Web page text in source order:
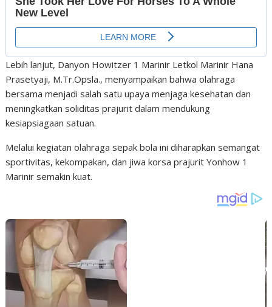
Lebih lanjut, Danyon Howitzer 1 Marinir Letkol Marinir Hana
Prasetyaji, M.Tr.Opsla., menyampaikan bahwa olahraga
bersama menjadi salah satu upaya menjaga kesehatan dan
meningkatkan soliditas prajurit dalam mendukung
kesiapsiagaan satuan.
Melalui kegiatan olahraga sepak bola ini diharapkan semangat
sportivitas, kekompakan, dan jiwa korsa prajurit Yonhow 1
Marinir semakin kuat.